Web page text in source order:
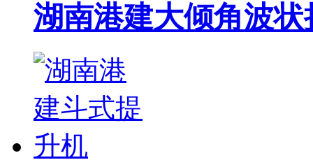
湖南港建大倾角波状